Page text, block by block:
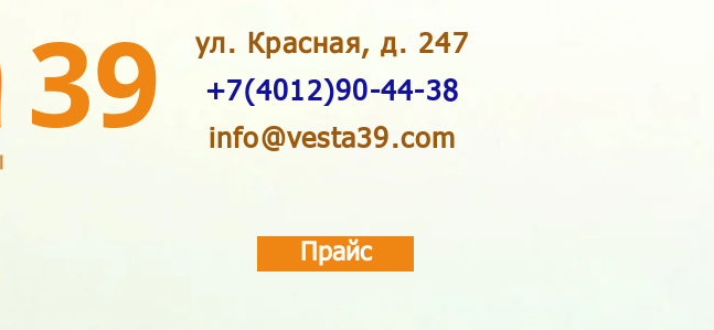
39
ул. Красная, д. 247
+7(4012)90-44-38
info@vesta39.com
Прайс